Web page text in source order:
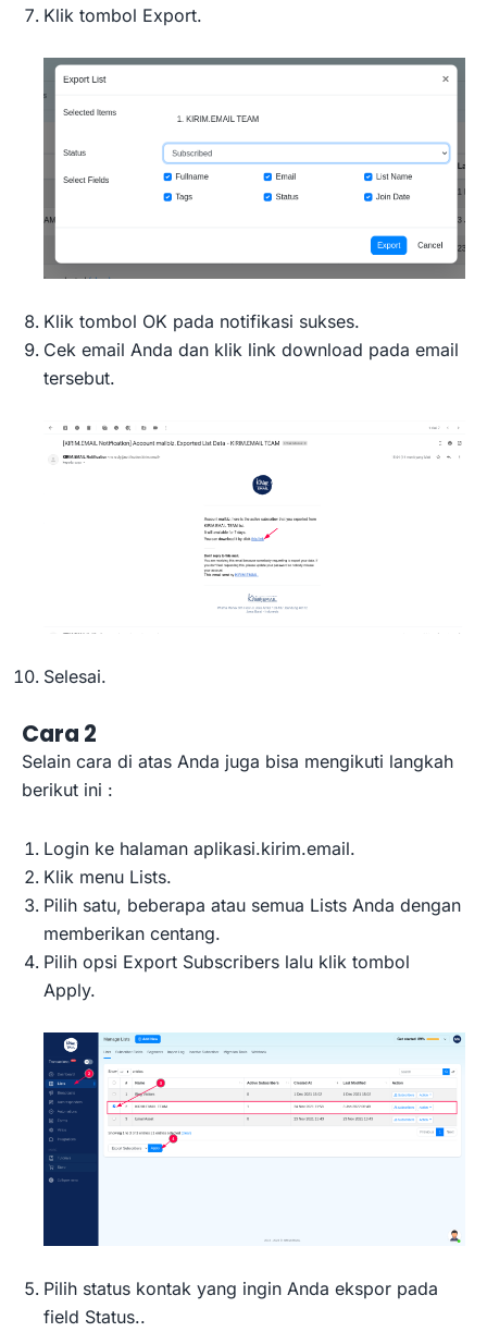
Klik tombol Export.
Klik tombol OK pada notifikasi sukses.
Cek email Anda dan klik link download pada email
tersebut.
Selesai.
Cara 2
Selain cara di atas Anda juga bisa mengikuti langkah
berikut ini :
Login ke halaman aplikasi.kirim.email.
Klik menu Lists.
Pilih satu, beberapa atau semua Lists Anda dengan
memberikan centang.
Pilih opsi Export Subscribers lalu klik tombol
Apply.
Pilih status kontak yang ingin Anda ekspor pada
field Status..